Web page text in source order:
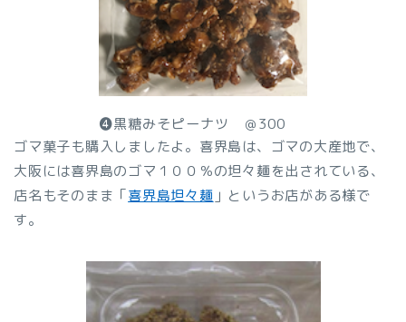
❹黒糖みそピーナツ ＠300
ゴマ菓子も購入しましたよ。喜界島は、ゴマの大産地で、
大阪には喜界島のゴマ１００％の坦々麺を出されている、
店名もそのまま「喜界島坦々麺 」というお店がある様で
す。